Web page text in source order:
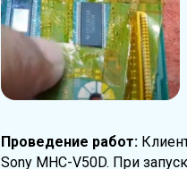
Проведение работ:
Sony MHC-V50D. При